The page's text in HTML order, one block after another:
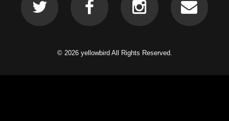
© 2026 yellowbird All Rights Reserved.